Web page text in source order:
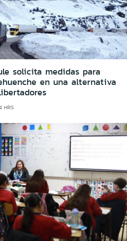
solicita medidas para
en una alternativa
HRS